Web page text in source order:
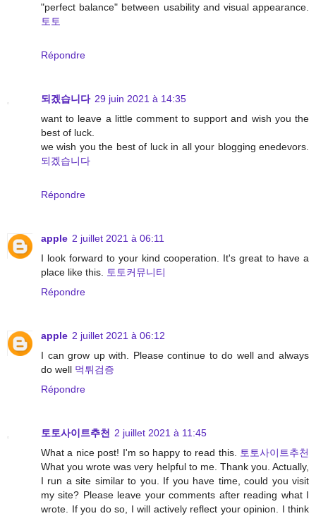
"perfect balance" between usability and visual appearance.
토토
Répondre
되겠습니다 29 juin 2021 à 14:35
want to leave a little comment to support and wish you the
best of luck.
we wish you the best of luck in all your blogging enedevors.
되겠습니다
Répondre
apple 2 juillet 2021 à 06:11
I look forward to your kind cooperation. It's great to have a
place like this.
토토커뮤니티
Répondre
apple 2 juillet 2021 à 06:12
I can grow up with. Please continue to do well and always
do well 먹튀검증
Répondre
토토사이트추천
2 juillet 2021 à 11:45
What a nice post! I'm so happy to read this.
토토사이트추천
What you wrote was very helpful to me. Thank you. Actually,
I run a site similar to you. If you have time, could you visit
my site? Please leave your comments after reading what I
wrote. If you do so, I will actively reflect your opinion. I think